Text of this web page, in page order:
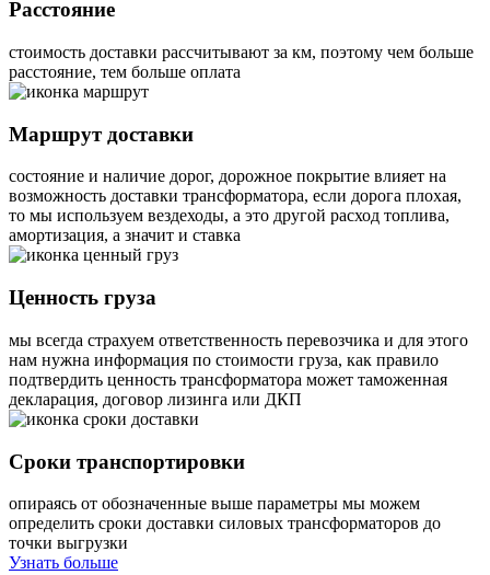
Расстояние
стоимость доставки рассчитывают за км, поэтому чем больше
расстояние, тем больше оплата
Маршрут доставки
состояние и наличие дорог, дорожное покрытие влияет на
возможность доставки трансформатора, если дорога плохая,
то мы используем вездеходы, а это другой расход топлива,
амортизация, а значит и ставка
Ценность груза
мы всегда страхуем ответственность перевозчика и для этого
нам нужна информация по стоимости груза, как правило
подтвердить ценность трансформатора может таможенная
декларация, договор лизинга или ДКП
Сроки транспортировки
опираясь от обозначенные выше параметры мы можем
определить сроки доставки силовых трансформаторов до
точки выгрузки
Узнать больше